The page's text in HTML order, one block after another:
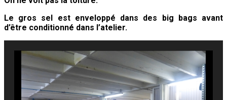
Le gros sel est enveloppé dans des big bags avant
d’être conditionné dans l’atelier.